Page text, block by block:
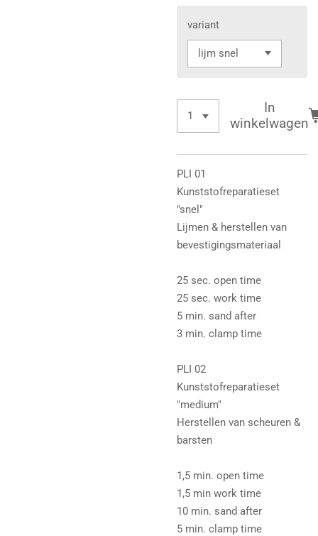
variant
In
winkelwagen
PLI 01
Kunststofreparatieset
"snel"
Lijmen & herstellen van
bevestigingsmateriaal
25 sec. open time
25 sec. work time
5 min. sand after
3 min. clamp time
PLI 02
Kunststofreparatieset
"medium"
Herstellen van scheuren &
barsten
1,5 min. open time
1,5 min work time
10 min. sand after
5 min. clamp time